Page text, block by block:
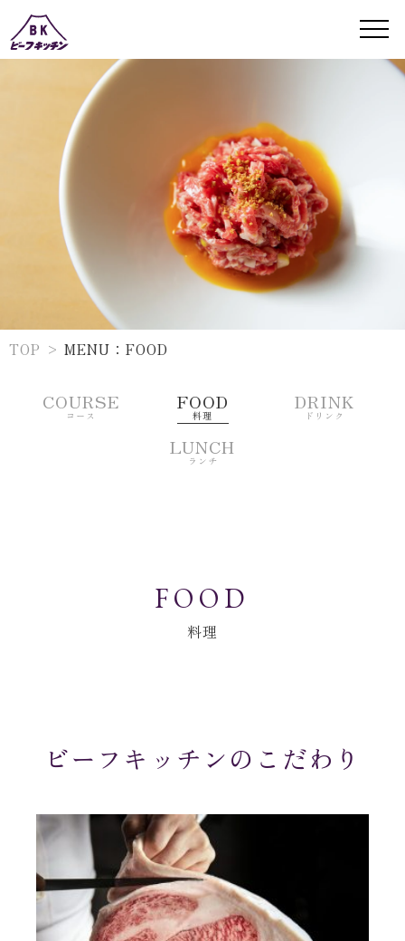
TOP MENU：FOOD
COURSE
コース
FOOD
料理
DRINK
ドリンク
LUNCH
ランチ
FOOD
料理
ビーフキッチンのこだわり